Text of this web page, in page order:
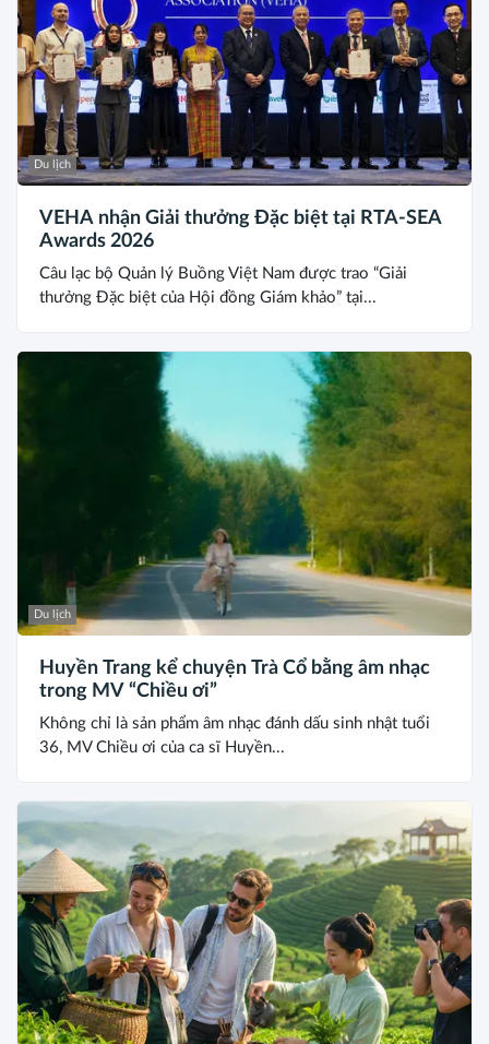
Du lịch
VEHA nhận Giải thưởng Đặc biệt tại RTA-SEA
Awards 2026
Câu lạc bộ Quản lý Buồng Việt Nam được trao “Giải
thưởng Đặc biệt của Hội đồng Giám khảo” tại...
Du lịch
Huyền Trang kể chuyện Trà Cổ bằng âm nhạc
trong MV “Chiều ơi”
Không chỉ là sản phẩm âm nhạc đánh dấu sinh nhật tuổi
36, MV Chiều ơi của ca sĩ Huyền...